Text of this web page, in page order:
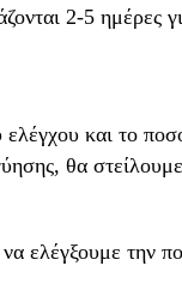
2-5 ημέρες
και το
θα
ελέγξουμε την